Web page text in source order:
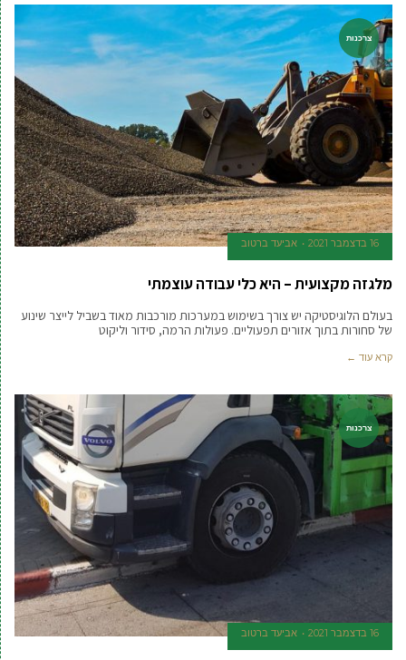
צרכנות
16 בדצמבר 2021 אביעד ברטוב
מלגזה מקצועית – היא כלי עבודה עוצמתי
בעולם הלוגיסטיקה יש צורך בשימוש במערכות מורכבות מאוד בשביל לייצר שינוע
של סחורות בתוך אזורים תפעוליים. פעולות הרמה, סידור וליקוט
קרא עוד ←
צרכנות
16 בדצמבר 2021 אביעד ברטוב